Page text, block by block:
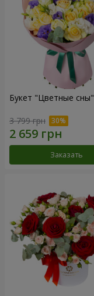
Букет "Цветные сны"
3 799 грн
Заказать